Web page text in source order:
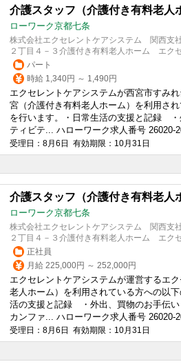
介護スタッフ（介護付き有料老
ローワーク京都七条
株式会社エクセレントケアシステム 関西支
２丁目４－３介護付き有料老人ホーム エク
パート
時給 1,340円 ～ 1,490円
エクセレントケアシステムが西宮市すみ
宮（介護付き有料老人ホーム）を利用さ
を行います。・日常生活の支援と記録 ・
ティビテ... ハローワーク求人番号 26020-
受理日：8月6日 有効期限：10月31日
介護スタッフ（介護付き有料老
ローワーク京都七条
株式会社エクセレントケアシステム 関西支
２丁目４－３介護付き有料老人ホーム エク
正社員
月給 225,000円 ～ 252,000円
エクセレントケアシステムが運営するエ
老人ホーム）を利用されている方への以
活の支援と記録 ・外出、買物のお手伝
カンファ... ハローワーク求人番号 26020-
受理日：8月6日 有効期限：10月31日